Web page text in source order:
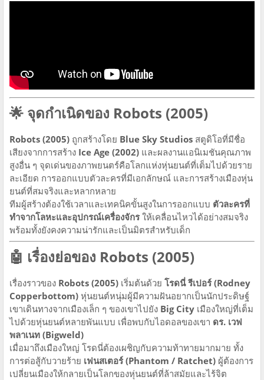
🌟 จุดกำเนิดของ Robots (2005)
Robots (2005) ถูกสร้างโดย Blue Sky Studios สตูดิโอที่มีชื่อ
เสียงจากการสร้าง Ice Age (2002) และผลงานแอนิเมชันคุณภาพ
สูงอื่น ๆ จุดเด่นของภาพยนตร์คือโลกแห่งหุ่นยนต์ที่เต็มไปด้วยราย
ละเอียด การออกแบบตัวละครที่มีเอกลักษณ์ และการสร้างเมืองหุ่น
ยนต์ที่สมจริงและหลากหลาย
ทีมผู้สร้างต้องใช้เวลาและเทคนิคขั้นสูงในการออกแบบ ตัวละครที่
ทำจากโลหะและอุปกรณ์เครื่องจักรให้เคลื่อนไหวได้อย่างสมจริง
พร้อมทั้งยังคงความน่ารักและเป็นมิตรสำหรับเด็ก
🤖 เรื่องย่อของ Robots (2005)
เรื่องราวของ Robots (2005) เริ่มต้นด้วย โรดนี่ รีเปอร์ (Rodney
Copperbottom) หุ่นยนต์หนุ่มผู้มีความฝันอยากเป็นนักประดิษฐ์
เขาเดินทางจากเมืองเล็ก ๆ ของเขาไปยัง Big City เมืองใหญ่ที่เต็ม
ไปด้วยหุ่นยนต์หลายพันแบบ เพื่อพบกับไอดอลของเขา ดร. เวฟ
พลาเนท (Bigweld)
เมื่อมาถึงเมืองใหญ่ โรดนี่ต้องเผชิญกับความท้าทายมากมาย ทั้ง
การต่อสู้กับวายร้าย เฟนสเตอร์ (Phantom / Ratchet) ผู้ต้องการ
เปลี่ยนเมืองให้กลายเป็นโลกของหุ่นยนต์ที่ล้าสมัยและไร้จิต